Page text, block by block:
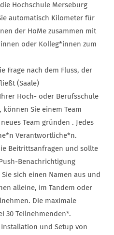
Hochschule Merseburg
automatisch Kilometer für
der HoMe zusammen mit
oder Kolleg*innen zum
Frage nach dem Fluss, der
(Saale)
Hoch- oder Berufsschule
Sie einem Team
Team gründen . Jedes
Verantwortliche*n.
Beitrittsanfragen und sollte
Benachrichtigung
sich einen Namen aus und
alleine, im Tandem oder
Die maximale
30 Teilnehmenden*.
und Setup von